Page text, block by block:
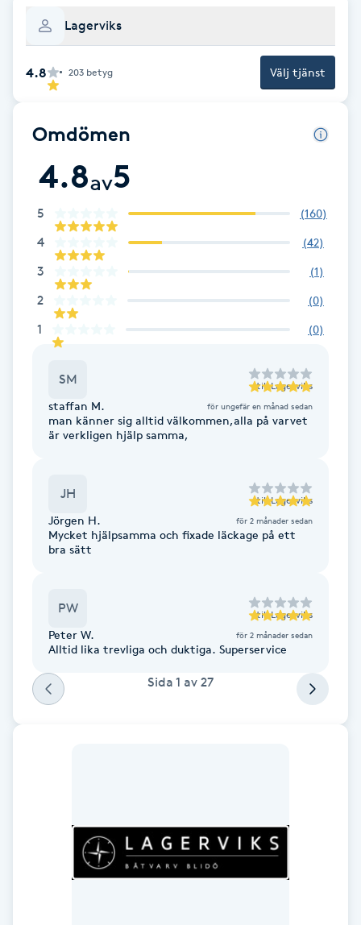
Celluliter
Cryoterapi
Damklippning
Dermapen
Enzympeeling
Extensions borttagning
Faceliftmassage
Fet hårbotten
Lagerviks
4.8 203 betyg Välj tjänst
Omdömen
4.8av5
5 (160)
4 (42)
3 (1)
2 (0)
1 (0)
SM till Lagerviks
staffan M. för ungefär en månad sedan
man känner sig alltid välkommen,alla på varvet
är verkligen hjälp samma,
JH till Lagerviks
Jörgen H. för 2 månader sedan
Mycket hjälpsamma och fixade läckage på ett
bra sätt
PW till Lagerviks
Peter W. för 2 månader sedan
Alltid lika trevliga och duktiga. Superservice
Sida 1 av 27